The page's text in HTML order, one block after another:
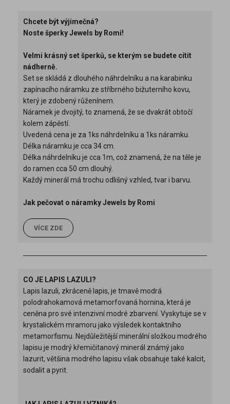
Chcete být výjimečná?
Noste šperky Jewels by Romi!
Velmi krásný set šperků, se kterým se budete cítit
nádherně.
Set se skládá z dlouhého náhrdelníku a na karabinku
zapínacího náramku ze stříbrného bižuterního kovu,
který je zdobený růženínem.
Náramek je dvojitý, to znamená, že se dvakrát obtočí
kolem zápěstí.
Uvedená cena je za 1ks náhrdelníku a 1ks náramku.
Délka náramku je cca 34 cm.
Délka náhrdelníku je cca 1m, což znamená, že na těle je
do ramen cca 50 cm dlouhý.
Každý minerál má trochu odlišný vzhled, tvar i barvu.
Jak pečovat o náramky Jewels by Romi
VÍCE ZDE
CO JE LAPIS LAZULI?
Lapis lazuli, zkráceně lapis, je tmavě modrá
polodrahokamová metamorfovaná hornina, která je
ceněna pro své intenzivní modré zbarvení. Vyskytuje se v
krystalickém mramoru jako výsledek kontaktního
metamorfismu. Nejdůležitější minerální složkou modrého
lapisu je modrý křemičitanový minerál známý jako
lazurit, většina modrého lapisu však obsahuje také kalcit,
sodalit a pyrit.